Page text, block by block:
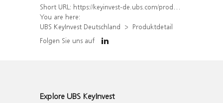
Short URL: https://keyinvest-de.ubs.com/produkt/detail/index/isin/DE000WA7T1U6
You are here:
UBS KeyInvest Deutschland
Produktdetail
Folgen Sie uns auf
Explore UBS KeyInvest